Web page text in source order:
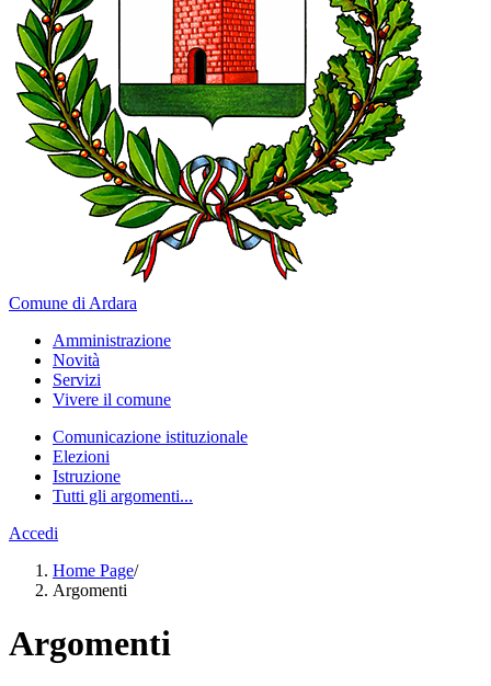
Comune di Ardara
Amministrazione
Novità
Servizi
Vivere il comune
Comunicazione istituzionale
Elezioni
Istruzione
Tutti gli argomenti...
Accedi
Home Page/
Argomenti
Argomenti